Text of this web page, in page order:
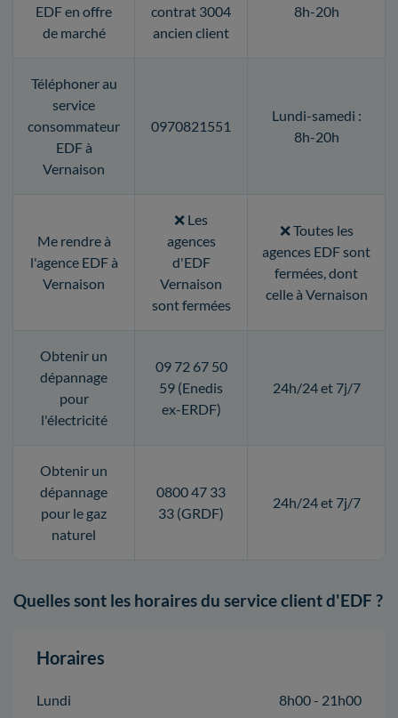
EDF en offre
de marché
contrat 3004
ancien client
8h-20h
Téléphoner au
service
consommateur
EDF à
Vernaison
0970821551
Lundi-samedi :
8h-20h
Me rendre à
l'agence EDF à
Vernaison
❌ Les
agences
d'EDF
Vernaison
sont fermées
❌ Toutes les
agences EDF sont
fermées, dont
celle à Vernaison
Obtenir un
dépannage
pour
l'électricité
09 72 67 50
59 (Enedis
ex-ERDF)
24h/24 et 7j/7
Obtenir un
dépannage
pour le gaz
naturel
0800 47 33
33 (GRDF)
24h/24 et 7j/7
Quelles sont les horaires du service client d'EDF ?
Horaires
Lundi
8h00 - 21h00